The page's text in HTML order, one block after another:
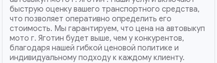
быструю оценку вашего транспортного средства,
что позволяет оперативно определить его
стоимость. Мы гарантируем, что цена на автовыкуп
мото г. Яготин будет выше, чем у конкурентов,
благодаря нашей гибкой ценовой политике и
индивидуальному подходу к каждому клиенту.